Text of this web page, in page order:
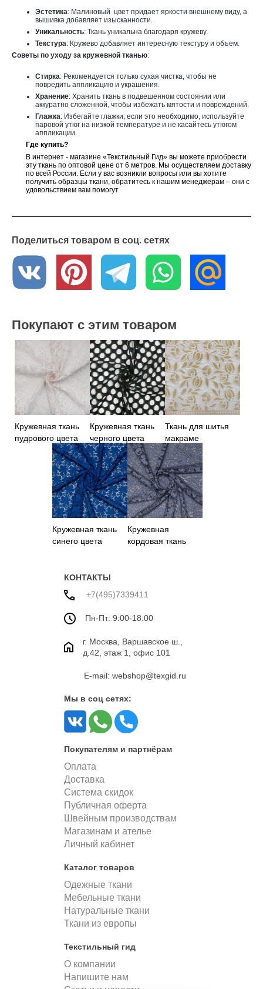
Эстетика: Малиновый цвет придает яркости внешнему виду, а
вышивка добавляет изысканности.
Уникальность: Ткань уникальна благодаря кружеву.
Текстура: Кружево добавляет интересную текстуру и объем.
Советы по уходу за кружевной тканью:
Стирка: Рекомендуется только сухая чистка, чтобы не
повредить аппликацию и украшения.
Хранение: Хранить ткань в подвешенном состоянии или
аккуратно сложенной, чтобы избежать мятости и повреждений.
Глажка: Избегайте глажки; если это необходимо, используйте
паровой утюг на низкой температуре и не касайтесь утюгом
аппликации.
Где купить?
В интернет - магазине «Текстильный Гид» вы можете приобрести
эту ткань по оптовой цене от 6 метров. Мы осуществляем доставку
по всей России. Если у вас возникли вопросы или вы хотите
получить образцы ткани, обратитесь к нашим менеджерам – они с
удовольствием вам помогут
Поделиться товаром в соц. сетях
Покупают с этим товаром
Кружевная ткань
пудрового цвета
Кружевная ткань
черного цвета
Ткань для шитья
макраме
Кружевная ткань
синего цвета
Кружевная
кордовая ткань
КОНТАКТЫ
+7(495)7339411
Пн-Пт: 9:00-18:00
г. Москва, Варшавское ш.,
д.42, этаж 1, офис 101
E-mail: webshop@texgid.ru
Мы в соц сетях:
Покупателям и партнёрам
Оплата
Доставка
Система скидок
Публичная оферта
Швейным производствам
Магазинам и ателье
Личный кабинет
Каталог товаров
Одежные ткани
Мебельные ткани
Натуральные ткани
Ткани из европы
Текстильный гид
О компании
Напишите нам